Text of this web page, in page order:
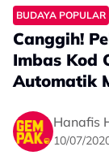
BUDAYA POPULAR
Canggih!
Imbas Kod
Automatik
Hanafis
10/07/